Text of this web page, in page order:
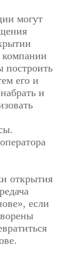
могут
компании
построить
его и
и
открытия
если